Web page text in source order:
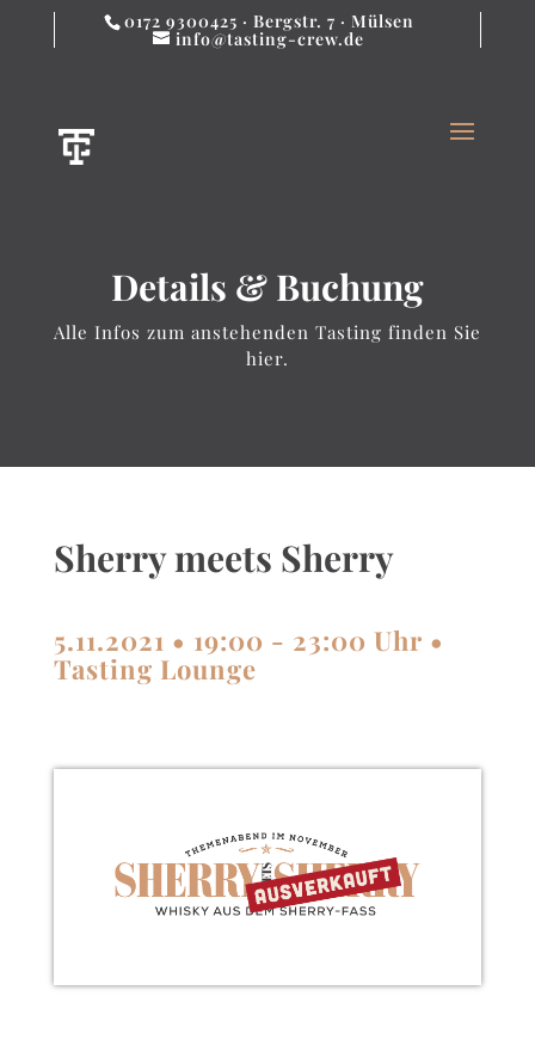
0172 9300425 · Bergstr. 7 · Mülsen
info@tasting-crew.de
Details & Buchung
Alle Infos zum anstehenden Tasting finden Sie
hier.
Sherry meets Sherry
5.11.2021 • 19:00 - 23:00 Uhr •
Tasting Lounge